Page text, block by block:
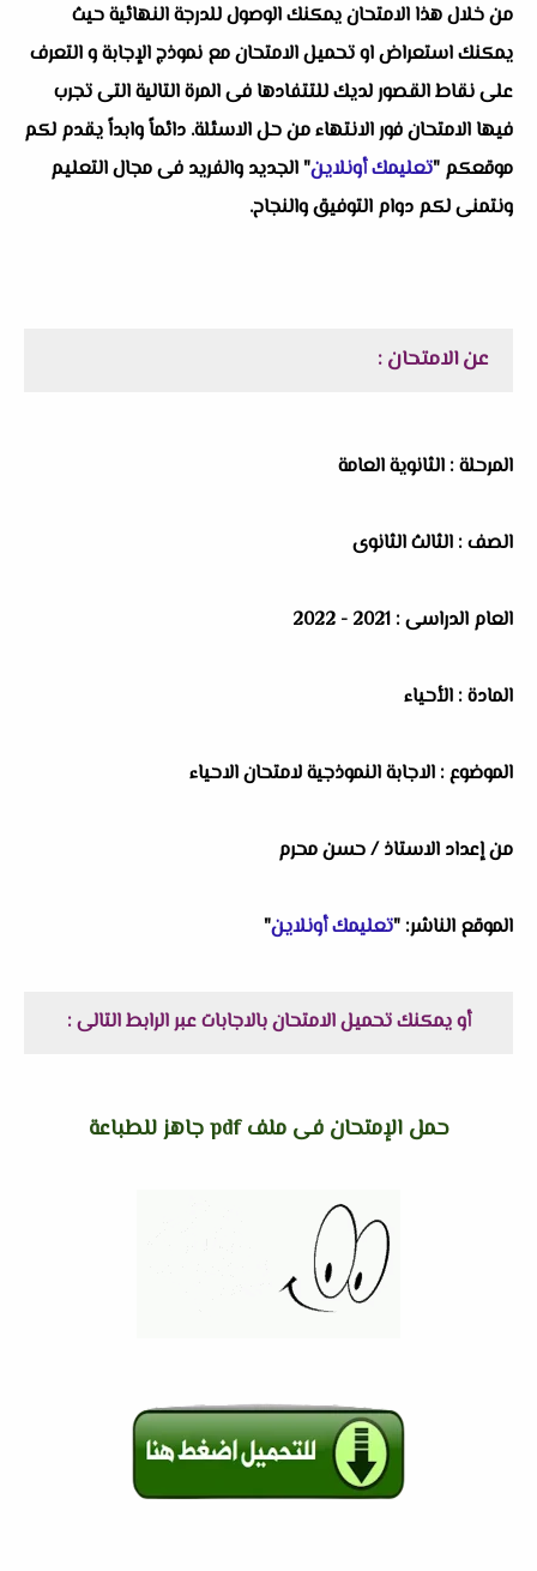
من خلال هذا الامتحان يمكنك الوصول للدرجة النهائية حيث
يمكنك استعراض او تحميل الامتحان مع نموذج الإجابة و التعرف
على نقاط القصور لديك للتتفادها فى المرة التالية التى تجرب
فيها الامتحان فور الانتهاء من حل الاسئلة. دائماً وابداً يقدم لكم
موقعكم "تعليمك أونلاين" الجديد والفريد فى مجال التعليم
ونتمنى لكم دوام التوفيق والنجاح.
عن الامتحان :
المرحلة : الثانوية العامة
الصف : الثالث الثانوى
العام الدراسى : 2021 - 2022
المادة : الأحياء
الموضوع : الاجابة النموذجية لامتحان الاحياء
من إعداد الاستاذ / حسن محرم
الموقع الناشر: "تعليمك أونلاين"
أو يمكنك تحميل الامتحان بالاجابات عبر الرابط التالى :
حمل الإمتحان فى ملف pdf جاهز للطباعة